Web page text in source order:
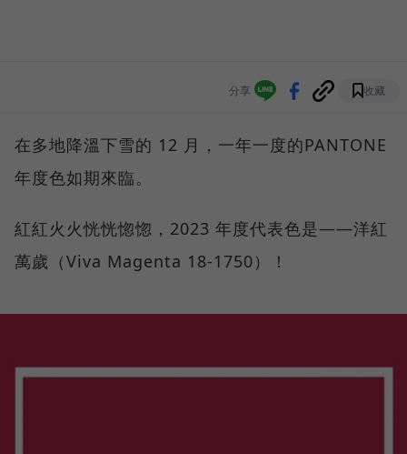
分享 收藏
在多地降溫下雪的 12 月，一年一度的PANTONE
年度色如期來臨。
紅紅火火恍恍惚惚，2023 年度代表色是——洋紅
萬歲（Viva Magenta 18-1750）！